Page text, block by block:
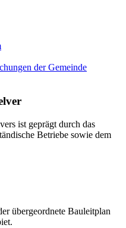
der Gemeinde
ist geprägt durch das
Betriebe sowie dem
übergeordnete Bauleitplan